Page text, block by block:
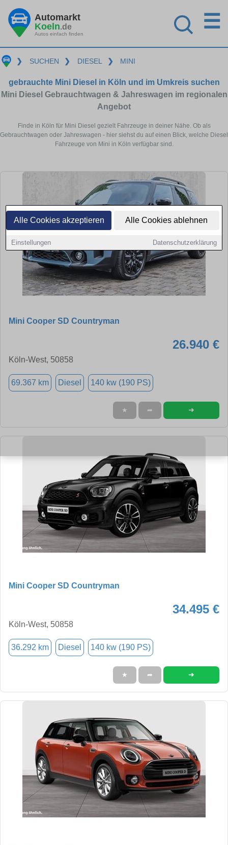
Alle Cookies akzeptieren Alle Cookies ablehnen
Einstellungen Datenschutzerklärung
Automarkt
Koeln.de
Autos einfach finden
☰
❯ SUCHEN ❯ DIESEL ❯ MINI
gebrauchte Mini Diesel in Köln und im Umkreis suchen
Mini Diesel Gebrauchtwagen & Jahreswagen im regionalen
Angebot
Finde in Köln für Mini Diesel gezielt Fahrzeuge in deiner Nähe. Ob als
Gebrauchtwagen oder Jahreswagen - hier siehst du auf einen Blick, welche Diesel
Fahrzeuge von Mini in Köln verfügbar sind.
Mini Cooper SD Countryman
26.940 €
Köln-West, 50858
69.367 km Diesel 140 kw (190 PS)
★ ➦ ➜
Mini Cooper SD Countryman
34.495 €
Köln-West, 50858
36.292 km Diesel 140 kw (190 PS)
★ ➦ ➜